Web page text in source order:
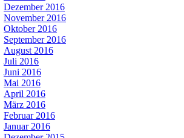
Dezember 2016
November 2016
Oktober 2016
September 2016
August 2016
Juli 2016
Juni 2016
Mai 2016
April 2016
März 2016
Februar 2016
Januar 2016